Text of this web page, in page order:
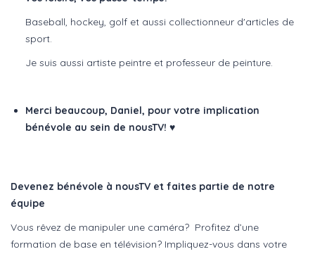
Baseball, hockey, golf et aussi collectionneur d'articles de
sport.
Je suis aussi artiste peintre et professeur de peinture.
Merci beaucoup, Daniel, pour votre implication
bénévole au sein de nousTV! ♥
Devenez bénévole à nousTV et faites partie de notre
équipe
Vous rêvez de manipuler une caméra? Profitez d’une
formation de base en télévision? Impliquez-vous dans votre